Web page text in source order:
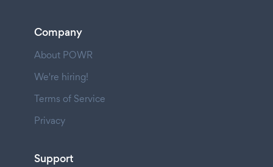
Company
About POWR
We're hiring!
Terms of Service
Privacy
Support